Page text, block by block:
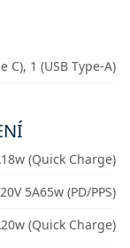
C), 1 (USB Type-A)
(Quick Charge)
5A65w (PD/PPS)
(Quick Charge)